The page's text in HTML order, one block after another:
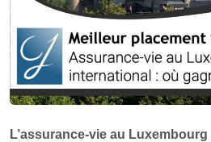
L’assurance-vie au